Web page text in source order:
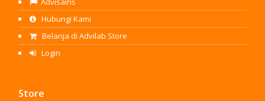
Hubungi Kami
Belanja di Advilab Store
Login
Store